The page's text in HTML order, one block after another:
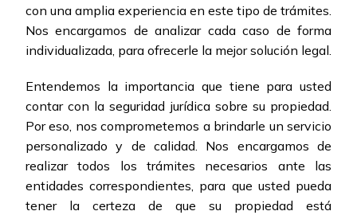
con una amplia experiencia en este tipo de trámites.
Nos encargamos de analizar cada caso de forma
individualizada, para ofrecerle la mejor solución legal.
Entendemos la importancia que tiene para usted
contar con la seguridad jurídica sobre su propiedad.
Por eso, nos comprometemos a brindarle un servicio
personalizado y de calidad. Nos encargamos de
realizar todos los trámites necesarios ante las
entidades correspondientes, para que usted pueda
tener la certeza de que su propiedad está